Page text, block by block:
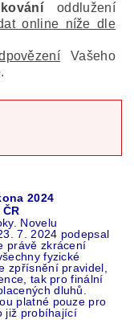
oddlužení
online níže dle
Vašeho
.
2024
Novelu
7. 2024 podepsal
právě zkrácení
fyzické
zpřísnění pravidel,
tak pro finální
dluhů.
platné pouze pro
již probíhající